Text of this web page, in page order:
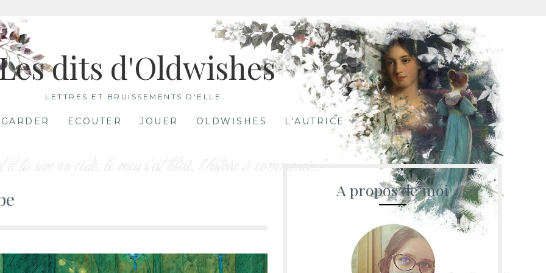
dits d'Oldwishes
LETTRES ET BRUISSEMENTS D'ELLE…
ECOUTER JOUER OLDWISHES L’AUTRICE
A propos de moi